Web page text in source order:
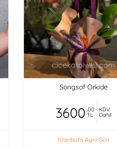
Songsof Orkide
3600 ,00
TL
KDV
Dahil
İstanbul'a Aynı Gün